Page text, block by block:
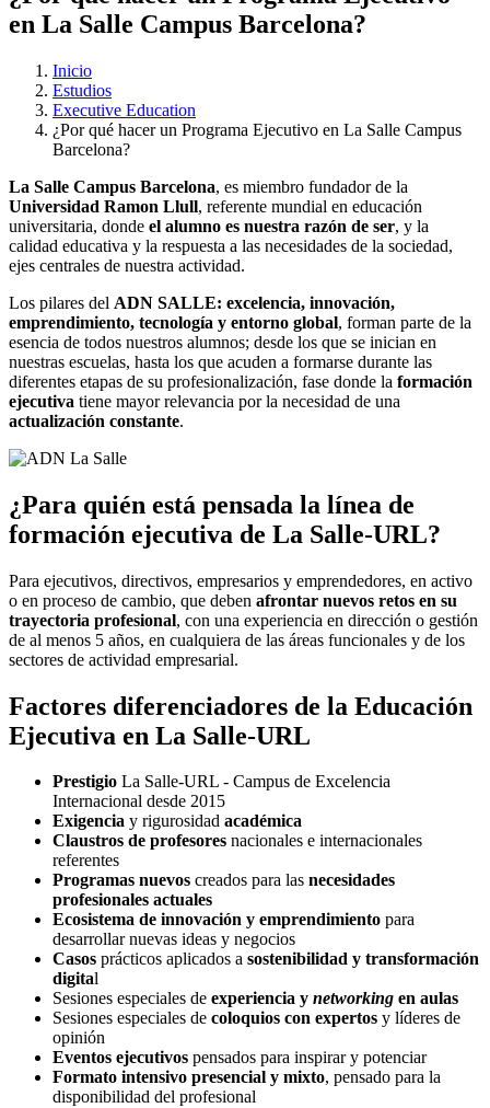
en La Salle Campus Barcelona?
Inicio
Estudios
Executive Education
¿Por qué hacer un Programa Ejecutivo en La Salle Campus
Barcelona?
La Salle Campus Barcelona, es miembro fundador de la
Universidad Ramon Llull, referente mundial en educación
universitaria, donde el alumno es nuestra razón de ser, y la
calidad educativa y la respuesta a las necesidades de la sociedad,
ejes centrales de nuestra actividad.
Los pilares del ADN SALLE: excelencia, innovación,
emprendimiento, tecnología y entorno global, forman parte de la
esencia de todos nuestros alumnos; desde los que se inician en
nuestras escuelas, hasta los que acuden a formarse durante las
diferentes etapas de su profesionalización, fase donde la formación
ejecutiva tiene mayor relevancia por la necesidad de una
actualización constante.
¿Para quién está pensada la línea de
formación ejecutiva de La Salle-URL?
Para ejecutivos, directivos, empresarios y emprendedores, en activo
o en proceso de cambio, que deben afrontar nuevos retos en su
trayectoria profesional, con una experiencia en dirección o gestión
de al menos 5 años, en cualquiera de las áreas funcionales y de los
sectores de actividad empresarial.
Factores diferenciadores de la Educación
Ejecutiva en La Salle-URL
Prestigio La Salle-URL - Campus de Excelencia
Internacional desde 2015
Exigencia y rigurosidad académica
Claustros de profesores nacionales e internacionales
referentes
Programas nuevos creados para las necesidades
profesionales actuales
Ecosistema de innovación y emprendimiento para
desarrollar nuevas ideas y negocios
Casos prácticos aplicados a sostenibilidad y transformación
digital
Sesiones especiales de experiencia y networking en aulas
Sesiones especiales de coloquios con expertos y líderes de
opinión
Eventos ejecutivos pensados para inspirar y potenciar
Formato intensivo presencial y mixto, pensado para la
disponibilidad del profesional